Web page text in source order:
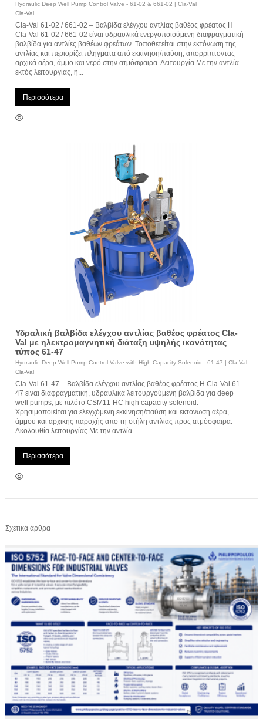
Hydraulic Deep Well Pump Control Valve - 61-02 & 661-02 | Cla-Val
Cla-Val
Cla-Val 61-02 / 661-02 – Βαλβίδα ελέγχου αντλίας βαθέος φρέατος Η
Cla-Val 61-02 / 661-02 είναι υδραυλικά ενεργοποιούμενη διαφραγματική
βαλβίδα για αντλίες βαθέων φρεάτων. Τοποθετείται στην εκτόνωση της
αντλίας και περιορίζει πλήγματα από εκκίνηση/παύση, απορρίπτοντας
αρχικά αέρα, άμμο και νερό στην ατμόσφαιρα. Λειτουργία Με την αντλία
εκτός λειτουργίας, η...
Περισσότερα
Υδραλική βαλβίδα ελέγχου αντλίας βαθέος φρέατος Cla-
Val με ηλεκτρομαγνητική διάταξη υψηλής ικανότητας
τύπος 61-47
Hydraulic Deep Well Pump Control Valve with High Capacity Solenoid - 61-47 | Cla-Val
Cla-Val
Cla-Val 61-47 – Βαλβίδα ελέγχου αντλίας βαθέος φρέατος Η Cla-Val 61-
47 είναι διαφραγματική, υδραυλικά λειτουργούμενη βαλβίδα για deep
well pumps, με πιλότο CSM11-HC high capacity solenoid.
Χρησιμοποιείται για ελεγχόμενη εκκίνηση/παύση και εκτόνωση αέρα,
άμμου και αρχικής παροχής από τη στήλη αντλίας προς ατμόσφαιρα.
Ακολουθία λειτουργίας Με την αντλία...
Περισσότερα
Σχετικά άρθρα